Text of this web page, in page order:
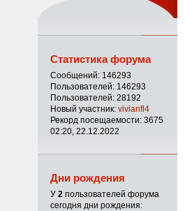
Статистика форума
Сообщений: 146293
Пользователей: 146293
Пользователей: 28192
Новый участник: vivianfl4
Рекорд посещаемости: 3675
02:20, 22.12.2022
Дни рождения
У 2пользователей форума
сегодня дни рождения: